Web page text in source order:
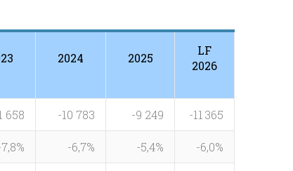
2024 2025
LF
2026
658 -10 783 -9 249 -11 365
-6,7% -5,4% -6,0%